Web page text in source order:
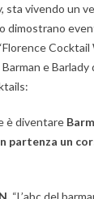
sta vivendo un
dimostrano
Cocktail
e Barlady
è diventare
partenza un
. “L’abc del